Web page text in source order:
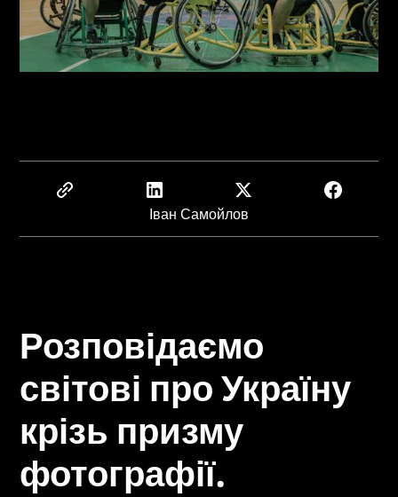
Іван Самойлов
Розповідаємо
світові про Україну
крізь призму
фотографії.